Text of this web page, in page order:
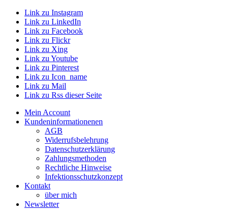
Link zu Instagram
Link zu LinkedIn
Link zu Facebook
Link zu Flickr
Link zu Xing
Link zu Youtube
Link zu Pinterest
Link zu Icon_name
Link zu Mail
Link zu Rss dieser Seite
Mein Account
Kundeninformationenen
AGB
Widerrufsbelehrung
Datenschutzerklärung
Zahlungsmethoden
Rechtliche Hinweise
Infektionsschutzkonzept
Kontakt
über mich
Newsletter